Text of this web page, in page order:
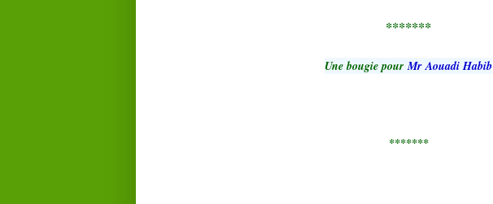
*******
Une bougie pour Mr Aouadi Habib
*******